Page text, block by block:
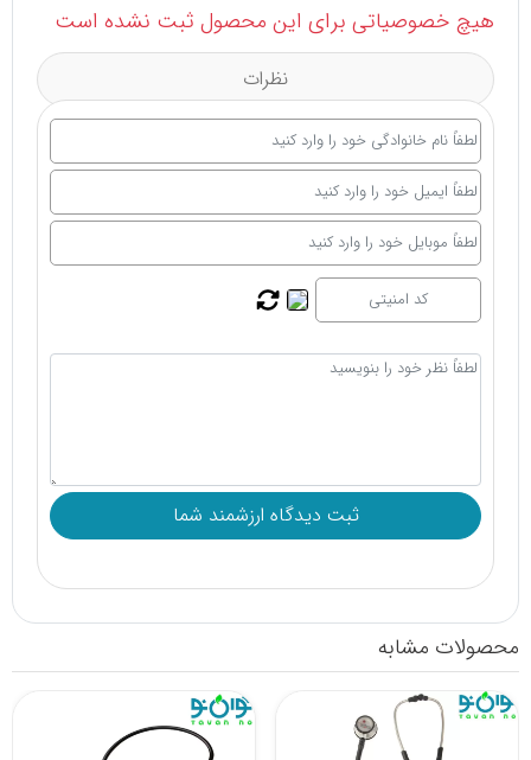
هیچ خصوصیاتی برای این محصول ثبت نشده است
نظرات
محصولات مشابه